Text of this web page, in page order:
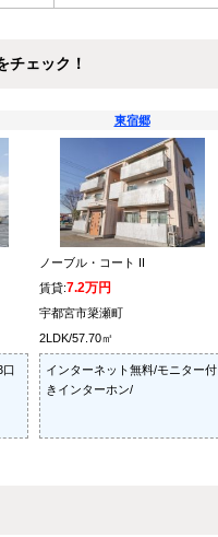
チェック！
口
東宿郷
ノーブル・コート II
賃貸:7.2万円
宇都宮市簗瀬町
2LDK/57.70㎡
インターネット無料/モニター付
きインターホン/